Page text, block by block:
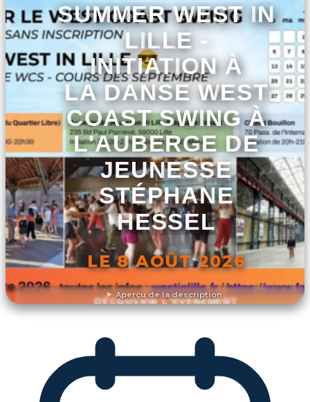
Aperçu de la description
SUMMER WEST IN
LILLE -
INITIATION À
LA DANSE WEST
COAST SWING À
L'AUBERGE DE
JEUNESSE
STÉPHANE
HESSEL
LE 8 AOÛT 2026
DÉCOUVRIR L'ÉVÉNEMENT